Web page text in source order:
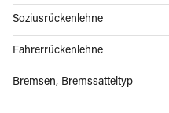
Soziusrückenlehne
Fahrerrückenlehne
Bremsen, Bremssatteltyp